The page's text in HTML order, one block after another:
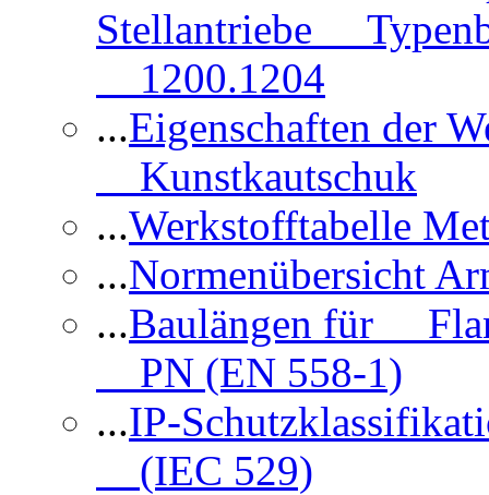
Stellantriebe
1200.1204
...Eigenschaften der
Kunstkautschuk
...Werkstofftabelle
...Normenübersicht
...Baulängen für
PN (EN 558-1)
...IP-
(IEC 529)